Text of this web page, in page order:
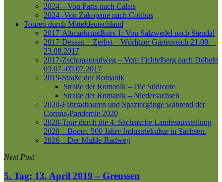
2024 – Von Paris nach Calais
2024 -Von Zakopane nach Cottbus
Touren durch Mitteldeutschland
2017-Altmarkrundkurs 1: Von Salzwedel nach Stendal
2017-Dessau – Zerbst – Wörlitzer Gartenreich 21.08. –
23.08.2017
2017-Zschopauradweg – Vom Fichtelberg nach Döbeln
03.07.-05.07.2017
2019-Straße der Romanik
Straße der Romanik – Die Südroute
Straße der Romanik – Niedersachsen
2020-Fahrradtouren und Spaziergänge während der
Corona-Pandemie 2020
2020-Tour durch die 4. Sächsische Landesausstellung
2020 – Boom. 500 Jahre Industriekultur in Sachsen.
2026 – Der Mulde-Radweg
Next Post
5. Tag: 13. April 2019 – Greussen